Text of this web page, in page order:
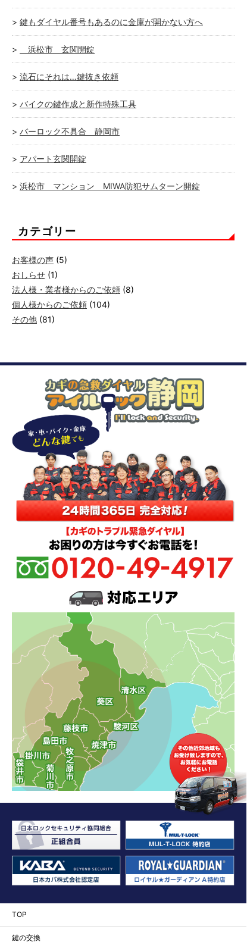
鍵もダイヤル番号もあるのに金庫が開かない方へ
浜松市 玄関開錠
流石にそれは…鍵抜き依頼
バイクの鍵作成と新作特殊工具
バーロック不具合 静岡市
アパート玄関開錠
浜松市 マンション MIWA防犯サムターン開錠
カテゴリー
お客様の声 (5)
おしらせ (1)
法人様・業者様からのご依頼 (8)
個人様からのご依頼 (104)
その他 (81)
TOP
鍵の交換